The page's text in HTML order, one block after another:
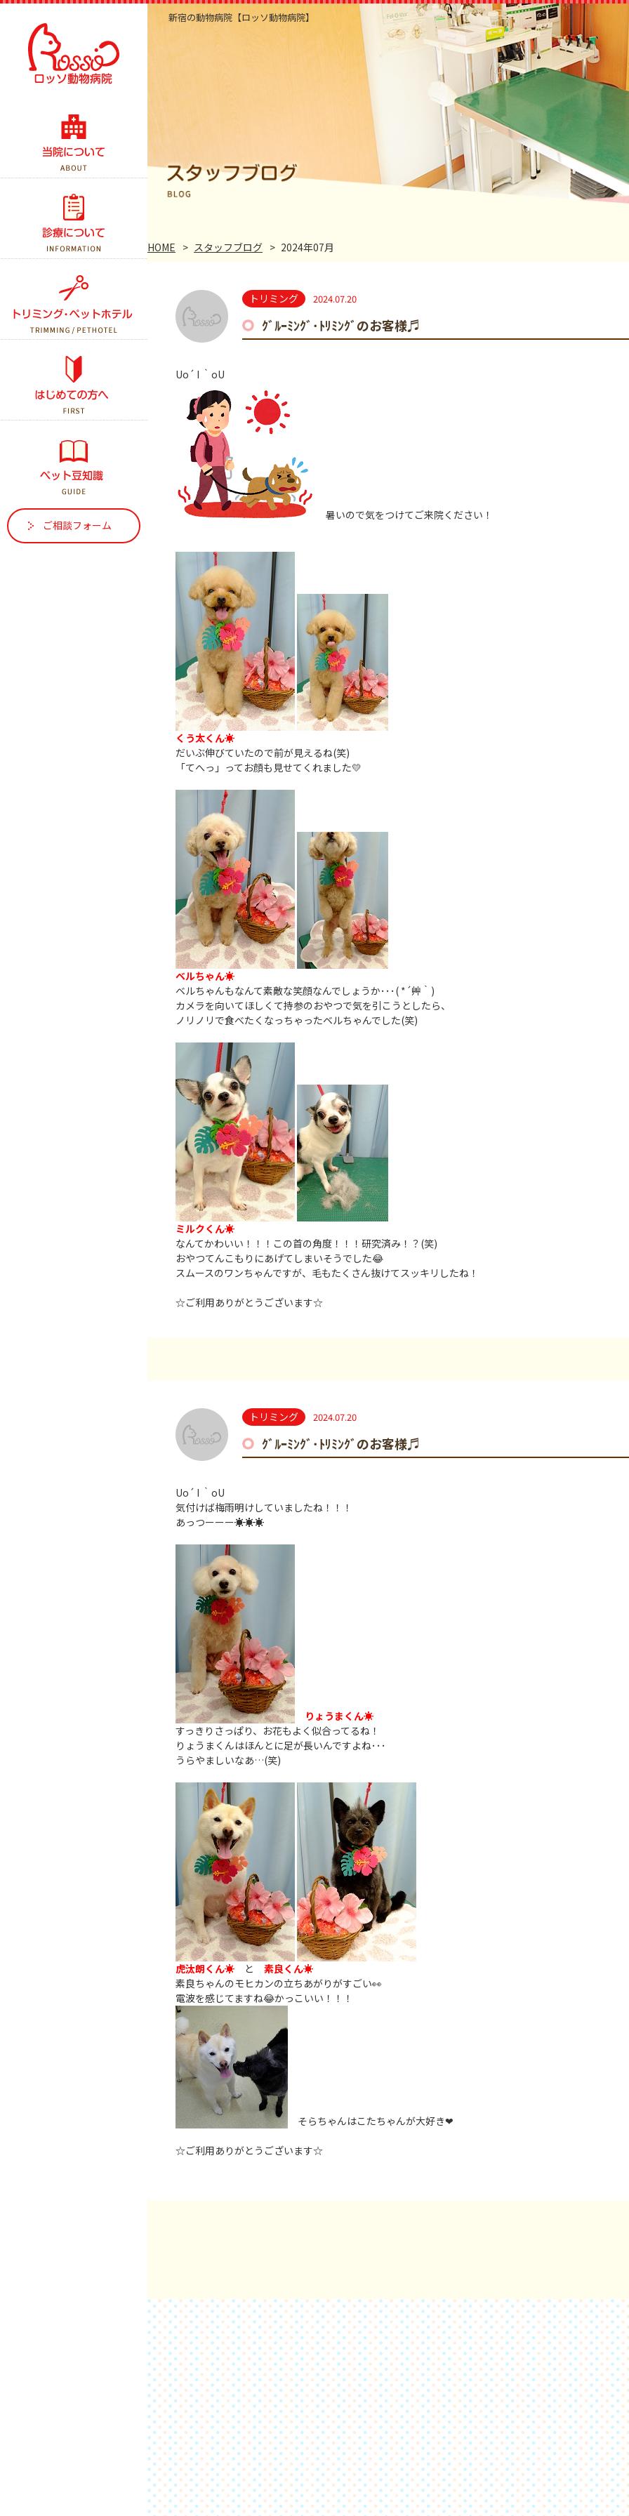
スタッフ紹介
よくある質問
診察案内
手術について
ペットホテル
はじめて犬を飼う方へ
はじめて猫を飼う方へ
ご相談フォーム
新宿の動物病院【ロッソ動物病院】
HOME スタッフブログ 2024年07月
トリミング 2024.07.20
ｸﾞﾙｰﾐﾝｸﾞ･ﾄﾘﾐﾝｸﾞのお客様♬
Uo´ I ｀oU
暑いので気をつけてご来院ください！
くう太くん☀
だいぶ伸びていたので前が見えるね(笑)
「てへっ」ってお顔も見せてくれました💛
ベルちゃん☀
ベルちゃんもなんて素敵な笑顔なんでしょうか･･･( *´艸｀)
カメラを向いてほしくて持参のおやつで気を引こうとしたら、
ノリノリで食べたくなっちゃったベルちゃんでした(笑)
ミルクくん☀
なんてかわいい！！！この首の角度！！！研究済み！？(笑)
おやつてんこもりにあげてしまいそうでした😂
スムースのワンちゃんですが、毛もたくさん抜けてスッキリしたね！
☆ご利用ありがとうございます☆
トリミング 2024.07.20
ｸﾞﾙｰﾐﾝｸﾞ･ﾄﾘﾐﾝｸﾞのお客様♬
Uo´ I ｀oU
気付けば梅雨明けしていましたね！！！
あっつーーー☀☀☀
りょうまくん☀
すっきりさっぱり、お花もよく似合ってるね！
りょうまくんはほんとに足が長いんですよね･･･
うらやましいなあ…(笑)
虎汰朗くん☀ と 素良くん☀
素良ちゃんのモヒカンの立ちあがりがすごい👀
電波を感じてますね😂かっこいい！！！
そらちゃんはこたちゃんが大好き❤
☆ご利用ありがとうございます☆